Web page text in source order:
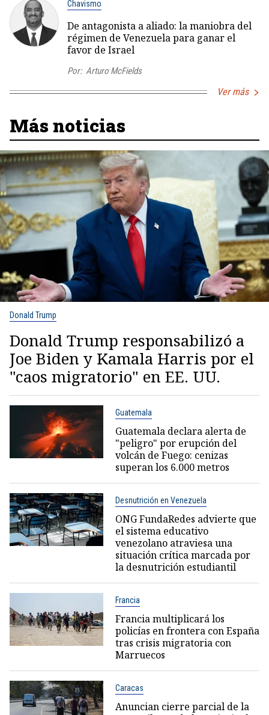
Chavismo
De antagonista a aliado: la maniobra del
régimen de Venezuela para ganar el
favor de Israel
Por: Arturo McFields
Ver más
Más noticias
Donald Trump
Donald Trump responsabilizó a
Joe Biden y Kamala Harris por el
"caos migratorio" en EE. UU.
Guatemala
Guatemala declara alerta de
"peligro" por erupción del
volcán de Fuego: cenizas
superan los 6.000 metros
Desnutrición en Venezuela
ONG FundaRedes advierte que
el sistema educativo
venezolano atraviesa una
situación crítica marcada por
la desnutrición estudiantil
Francia
Francia multiplicará los
policías en frontera con España
tras crisis migratoria con
Marruecos
Caracas
Anuncian cierre parcial de la